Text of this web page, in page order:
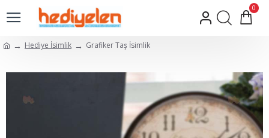
0
Hediye İsimlik Grafiker Taş İsimlik